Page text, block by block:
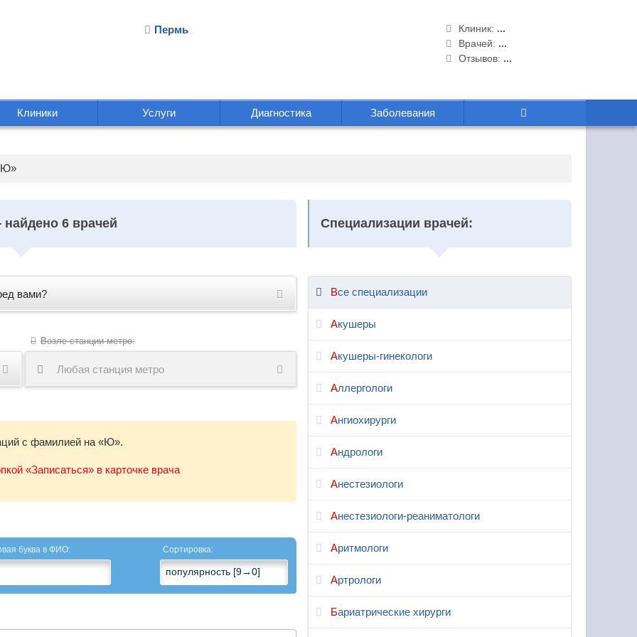
Пермь Клиник: ...
Врачей: ...
Отзывов: ...
Клиники Услуги Диагностика Заболевания
6 врачей
вами?
Возле станции метро:
Любая станция метро
с фамилией на «Ю».
«Записаться» в карточке врача
буква в ФИО: Сортировка:
Специализации врачей:
Все специализации
Акушеры
Акушеры-гинекологи
Аллергологи
Ангиохирурги
Андрологи
Анестезиологи
Анестезиологи-реаниматологи
Аритмологи
Артрологи
Бариатрические хирурги